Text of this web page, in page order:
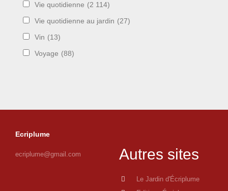
Vie quotidienne (2 114)
Vie quotidienne au jardin (27)
Vin (13)
Voyage (88)
Ecriplume
ecriplume@gmail.com Autres sites
Le Jardin d'Écriplume